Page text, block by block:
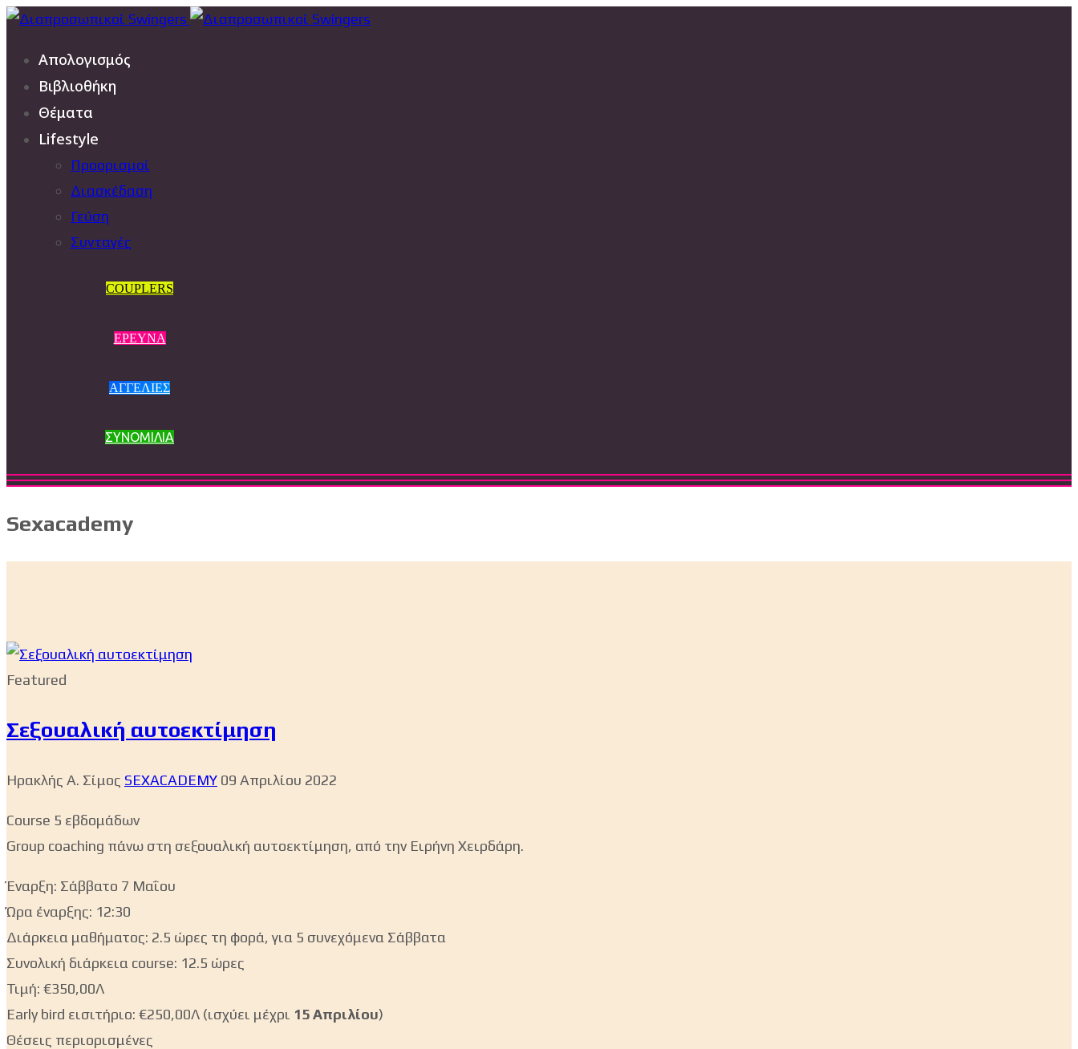
Απολογισμός
Βιβλιοθήκη
Θέματα
Lifestyle
Προορισμοί
Διασκέδαση
Γεύση
Συνταγές
COUPLERS
ΕΡΕΥΝΑ
ΑΓΓΕΛΙΕΣ
ΣΥΝΟΜΙΛΙΑ
Sexacademy
Featured
Σεξουαλική αυτοεκτίμηση
Ηρακλής Α. Σίμος SEXACADEMY 09 Απριλίου 2022
Course 5 εβδομάδων
Group coaching πάνω στη σεξουαλική αυτοεκτίμηση, από την Ειρήνη Χειρδάρη.
Έναρξη: Σάββατο 7 Μαΐου
Ώρα έναρξης: 12:30
Διάρκεια μαθήματος: 2.5 ώρες τη φορά, για 5 συνεχόμενα Σάββατα
Συνολική διάρκεια course: 12.5 ώρες
Τιμή: €350,00Λ
Early bird εισιτήριο: €250,00Λ (ισχύει μέχρι 15 Απριλίου)
Θέσεις περιορισμένες